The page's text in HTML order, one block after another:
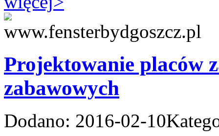
Projektowanie placów
zabawowych
Dodano: 2016-02-10